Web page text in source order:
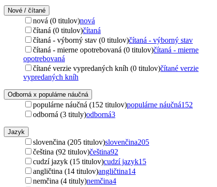
Nové / čítané
nová (0 titulov)nová
čítaná (0 titulov)čítaná
čítaná - výborný stav (0 titulov)čítaná - výborný stav
čítaná - mierne opotrebovaná (0 titulov)čítaná - mierne
opotrebovaná
čítané verzie vypredaných kníh (0 titulov)čítané verzie
vypredaných kníh
Odborná x populárne náučná
populárne náučná (152 titulov)populárne náučná152
odborná (3 tituly)odborná3
Jazyk
slovenčina (205 titulov)slovenčina205
čeština (92 titulov)čeština92
cudzí jazyk (15 titulov)cudzí jazyk15
angličtina (14 titulov)angličtina14
nemčina (4 tituly)nemčina4